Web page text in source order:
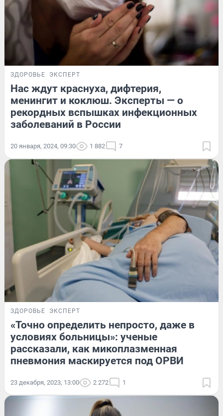
ЗДОРОВЬЕ ЭКСПЕРТ
Нас ждут краснуха, дифтерия,
менингит и коклюш. Эксперты — о
рекордных вспышках инфекционных
заболеваний в России
20 января, 2024, 09:30 1 882 7
ЗДОРОВЬЕ ЭКСПЕРТ
«Точно определить непросто, даже в
условиях больницы»: ученые
рассказали, как микоплазменная
пневмония маскируется под ОРВИ
23 декабря, 2023, 13:00 2 272 1